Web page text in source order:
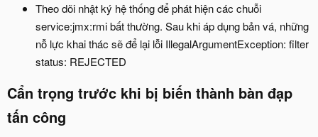
Theo dõi nhật ký hệ thống để phát hiện các chuỗi
service:jmx:rmi bất thường. Sau khi áp dụng bản vá, những
nỗ lực khai thác sẽ để lại lỗi IllegalArgumentException: filter
status: REJECTED
Cẩn trọng trước khi bị biến thành bàn đạp
tấn công​